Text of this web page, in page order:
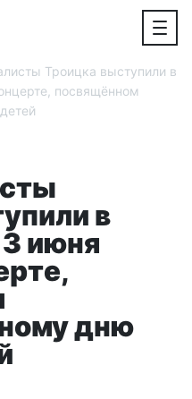
Троицка выступили в
посвящённом
в
июня
дню